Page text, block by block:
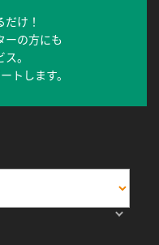
け！
ーの方にも
。
トします。